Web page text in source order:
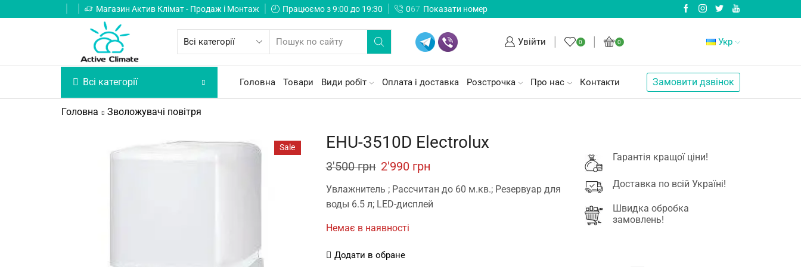
Магазин Актив Клімат - Продаж і Монтаж Працюємо з 9:00 до 19:30 067 Показати номер
Увійти 0 0 Укр
Всі категорії Головна Товари Види робіт Оплата і доставка Розстрочка Про нас Контакти Замовити дзвінок
Головна Зволожувачі повітря
Sale EHU-3510D Electrolux
3'500грн Original
price
was:
3'500 грн.
2'990 грн
price
is:
Увлажнитель ; Рассчитан до 60 м.кв.; Резервуар для
воды 6.5 л; LED-дисплей
Немає в наявності
Додати в обране
Гарантія кращої ціни!
Доставка по всій Україні!
Швидка обробка
замовлень!